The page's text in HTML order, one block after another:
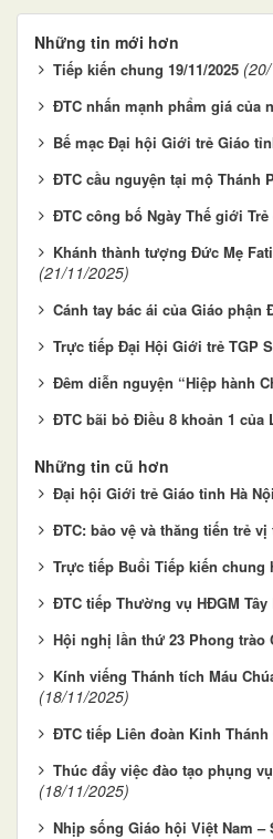
Những tin mới hơn
Tiếp kiến chung 19/11/2025
ĐTC nhấn mạnh phẩm giá của
Bế mạc Đại hội Giới trẻ Giáo
ĐTC cầu nguyện tại mộ Thánh
ĐTC công bố Ngày Thế giới Trẻ
Khánh thành tượng Đức Mẹ
(21/11/2025)
Cánh tay bác ái của Giáo phận
Trực tiếp Đại Hội Giới trẻ TGP
Đêm diễn nguyện “Hiệp hành
ĐTC bãi bỏ Điều 8 khoản 1 của
Những tin cũ hơn
Đại hội Giới trẻ Giáo tỉnh Hà Nội
ĐTC: bảo vệ và thăng tiến trẻ vị
Trực tiếp Buổi Tiếp kiến chung
ĐTC tiếp Thường vụ HĐGM Tây
Hội nghị lần thứ 23 Phong trào
Kính viếng Thánh tích Máu
(18/11/2025)
ĐTC tiếp Liên đoàn Kinh
Thúc đẩy việc đào tạo phụng
(18/11/2025)
Nhịp sống Giáo hội Việt Nam –